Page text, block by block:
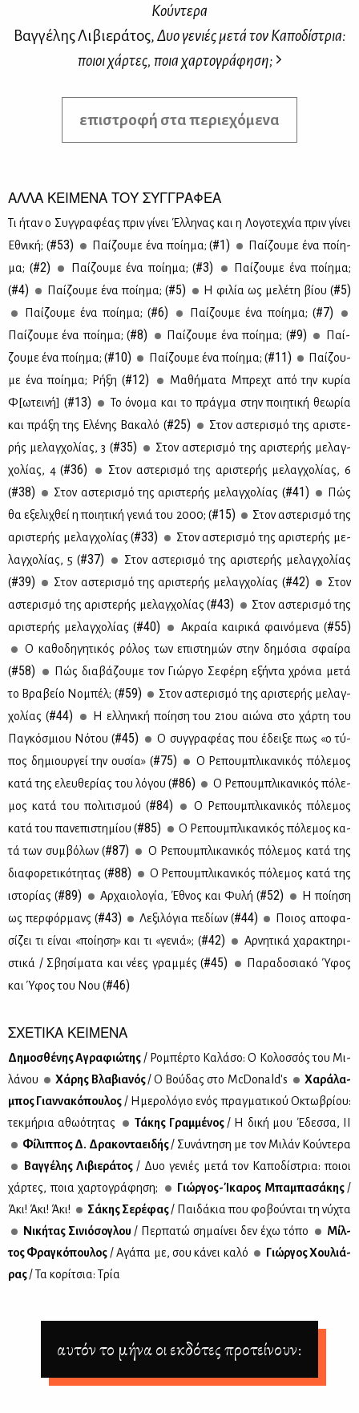
Κούντερα
Βαγγέλης Λιβιεράτος,Δυο γενιές μετά τον Καποδίστρια:
ποιοι χάρτες, ποια χαρτογράφηση;
επιστροφή στα περιεχόμενα
ΑΛΛΑ ΚΕΙΜΕΝΑ ΤΟΥ ΣΥΓΓΡΑΦΕΑ
Τι ήταν ο Συγ­γρα­φέ­ας πριν γί­νει Έλ­λη­νας και η Λο­γο­τε­χνία πριν γί­νει
Εθνι­κή; (#53) Παί­ζου­με ένα ποί­η­μα; (#1)
Παί­ζου­με ένα ποί­η­
μα; (#2) Παί­ζου­με ένα ποί­η­μα; (#3)
Παί­ζου­με ένα ποί­η­μα;
(#4) Παί­ζου­με ένα ποί­η­μα; (#5) H φι­λία ως με­λέ­τη βί­ου (#5)
Παί­ζου­με ένα ποί­η­μα; (#6) Παί­ζου­με ένα ποί­η­μα; (#7)
Παί­ζου­με ένα ποί­η­μα; (#8) Παί­ζου­με ένα ποί­η­μα; (#9)
Παί­
ζου­με ένα ποί­η­μα; (#10) Παί­ζου­με ένα ποί­η­μα; (#11)
Παί­ζου­
με ένα ποί­η­μα; Ρή­ξη (#12)
Μα­θή­μα­τα Μπρε­χτ από την κυ­ρία
Φ[ωτει­νή] (#13)
Το όνο­μα και το πράγ­μα στην ποι­η­τι­κή θε­ω­ρία
και πρά­ξη της Ελέ­νης Βα­κα­λό (#25)
Στον αστε­ρι­σμό της αρι­στε­
ρής με­λαγ­χο­λί­ας, 3 (#35)
Στον αστε­ρι­σμό της αρι­στε­ρής με­λαγ­
χο­λί­ας, 4 (#36)
Στον αστε­ρι­σμό της αρι­στε­ρής με­λαγ­χο­λί­ας, 6
(#38) Στον αστε­ρι­σμό της αρι­στε­ρής με­λαγ­χο­λί­ας (#41)
Πώς
θα εξε­λι­χθεί η ποι­η­τι­κή γε­νιά του 2000; (#15)
Στον αστε­ρι­σμό της
αρι­στε­ρής με­λαγ­χο­λί­ας (#33)
Στον αστε­ρι­σμό της αρι­στε­ρής με­
λαγ­χο­λί­ας, 5 (#37)
Στον αστε­ρι­σμό της αρι­στε­ρής με­λαγ­χο­λί­ας
(#39) Στον αστε­ρι­σμό της αρι­στε­ρής με­λαγ­χο­λί­ας (#42)
Στον
αστε­ρι­σμό της αρι­στε­ρής με­λαγ­χο­λί­ας (#43)
Στον αστε­ρι­σμό της
αρι­στε­ρής με­λαγ­χο­λί­ας (#40) Ακραία και­ρι­κά φαι­νό­με­να (#55)
Ο κα­θο­δη­γη­τι­κός ρό­λος των επι­στη­μών στην δη­μό­σια σφαί­ρα
(#58)
Πώς δια­βά­ζου­με τον Γιώρ­γο Σε­φέ­ρη εξή­ντα χρό­νια με­τά
το Βρα­βείο Νο­μπέλ; (#59)
Στον αστε­ρι­σμό της αρι­στε­ρής με­λαγ­
χο­λί­ας (#44)
Η ελ­λη­νι­κή ποί­η­ση του 21ου αιώ­να στο χάρ­τη του
Πα­γκό­σμιου Νό­του (#45)
Ο συγ­γρα­φέ­ας που έδει­ξε πως «ο τύ­
πος δη­μιουρ­γεί την ου­σία» (#75)
Ο Ρε­που­μπλι­κα­νι­κός πό­λε­μος
κα­τά της ελευ­θε­ρί­ας του λό­γου (#86)
Ο Ρε­που­μπλι­κα­νι­κός πό­λε­
μος κα­τά του πο­λι­τι­σμού (#84)
Ο Ρε­που­μπλι­κα­νι­κός πό­λε­μος
κα­τά του πα­νε­πι­στη­μί­ου (#85)
Ο Ρε­που­μπλι­κα­νι­κός πό­λε­μος κα­
τά των συμ­βό­λων (#87)
Ο Ρε­που­μπλι­κα­νι­κός πό­λε­μος κα­τά της
δια­φο­ρε­τι­κό­τη­τας (#88)
Ο Ρε­που­μπλι­κα­νι­κός πό­λε­μος κα­τά της
ιστο­ρί­ας (#89) Αρ­χαιο­λο­γία, Έθνος και Φυ­λή (#52)
H ποί­η­ση
ως περ­φόρ­μανς (#43) Λε­ξι­λό­για πε­δί­ων (#44)
Ποιος απο­φα­
σί­ζει τι εί­ναι «ποί­η­ση» και τι «γε­νιά»; (#42)
Aρ­νη­τι­κά χα­ρα­κτη­ρι­
στι­κά / Σβη­σί­μα­τα και νέ­ες γραμ­μές (#45)
Πα­ρα­δο­σια­κό Ύφος
και Ύφος του Νου (#46)
ΣΧΕΤΙΚΑ ΚΕΙΜΕΝΑ
Δη­μο­σθέ­νης Αγρα­φιώ­της/ Ρο­μπέρ­το Κα­λά­σο: Ο Κο­λοσ­σός του Μι­
λά­νου
Χά­ρης Βλα­βια­νός/ Ο Βού­δας στο ΜcDonald's
Χα­ρά­λα­
μπος Γιαν­να­κό­που­λος/ Ημε­ρο­λό­γιο ενός πραγ­μα­τι­κού Οκτω­βρί­ου:
τεκ­μή­ρια αθω­ό­τη­τας
Τά­κης Γραμ­μέ­νος/ Η δι­κή μου Έδεσ­σα, ΙΙ
Φί­λιπ­πος Δ. Δρα­κο­ντα­ει­δής/ Συ­νά­ντη­ση με τον Μι­λάν Κού­ντε­ρα
Βαγ­γέ­λης Λι­βιε­ρά­τος / Δυο γε­νιές με­τά τον Κα­πο­δί­στρια: ποιοι
χάρ­τες, ποια χαρ­το­γρά­φη­ση;
Γιώρ­γος-Ίκα­ρος Μπα­μπα­σά­κης/
Άκι! Άκι! Άκι!
Σά­κης Σε­ρέ­φας/ Παι­δά­κια που φο­βού­νται τη νύ­χτα
Νι­κή­τας Σι­νιό­σο­γλου / Περ­πα­τώ ση­μαί­νει δεν έχω τό­πο
Μίλ­
τος Φρα­γκό­που­λος/ Αγά­πα με, σου κά­νει κα­λό
Γιώρ­γος Χου­λιά­
ρας/ Τα κο­ρί­τσια: Τρία
αυτόν το μήνα οι εκδότες προτείνουν: